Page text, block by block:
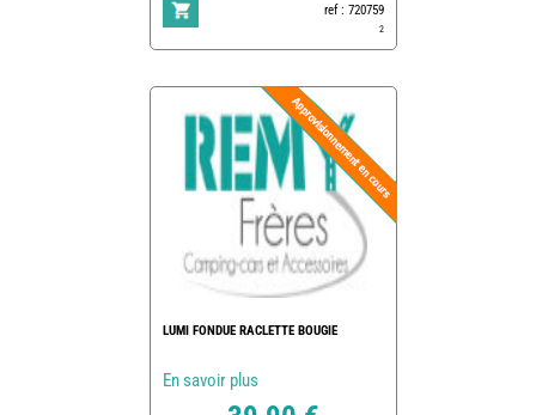
ref : 720759
2
LUMI FONDUE RACLETTE BOUGIE
En savoir plus